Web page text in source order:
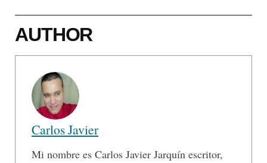
AUTHOR
Carlos Javier
Mi nombre es Carlos Javier Jarquín escritor,